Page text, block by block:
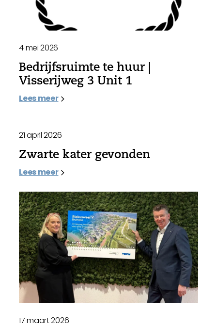
4 mei 2026
Bedrijfsruimte te huur |
Visserijweg 3 Unit 1
Lees meer
21 april 2026
Zwarte kater gevonden
Lees meer
17 maart 2026